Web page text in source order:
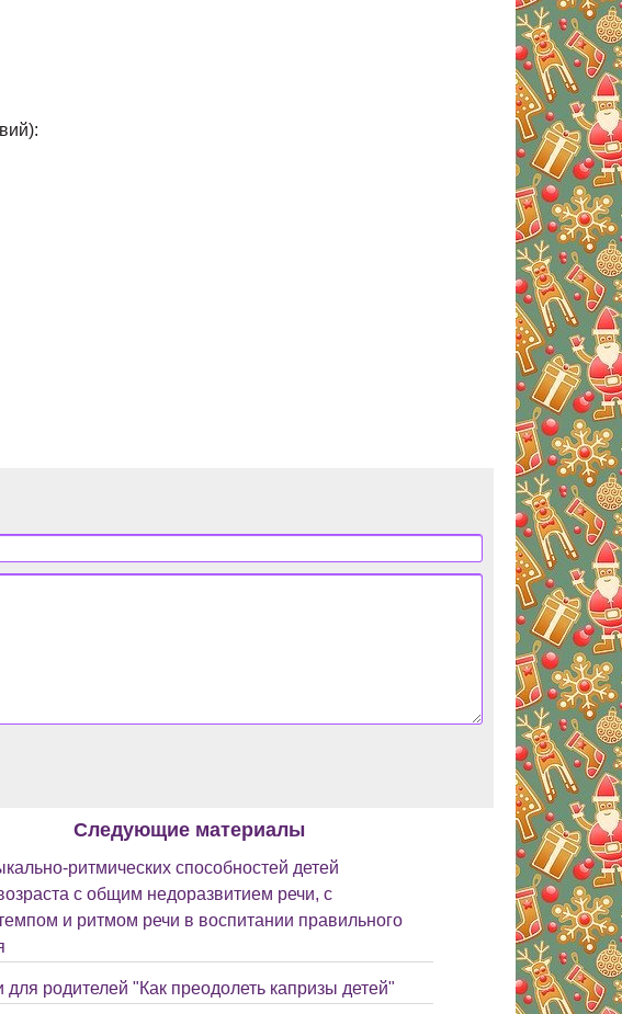
Следующие материалы
ритмических способностей детей
с общим недоразвитием речи, с
и ритмом речи в воспитании правильного
для родителей "Как преодолеть капризы детей"